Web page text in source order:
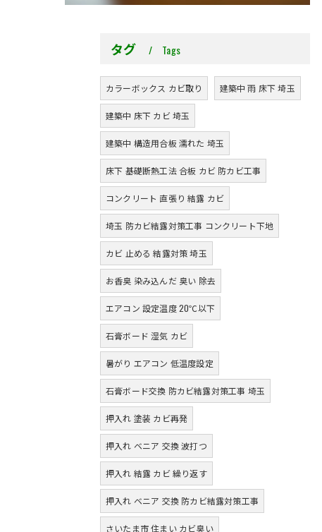
タグ Tags
カラーボックス カビ取り 建築中 雨 床下 埼玉
建築中 床下 カビ 埼玉
建築中 構造用合板 濡れた 埼玉
床下 基礎断熱工法 合板 カビ 防カビ工事
コンクリート 直張り 結露 カビ
埼玉 防カビ結露対策工事 コンクリート下地
カビ 止める 結露対策 埼玉
お香臭 染み込んだ 臭い 除去
エアコン 設定温度 20℃以下
石膏ボード 湿気 カビ
暑がり エアコン 低温度設定
石膏ボード交換 防カビ結露対策工事 埼玉
押入れ 塗装 カビ再発
押入れ ベニア 交換 波打つ
押入れ 結露 カビ 繰り返す
押入れ ベニア 交換 防カビ結露対策工事
さいたま市 住まい カビ臭い